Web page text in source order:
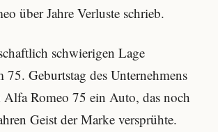
über Jahre Verluste schrieb.
schwierigen Lage
75. Geburtstag des Unternehmens
Romeo 75 ein Auto, das noch
Geist der Marke versprühte.